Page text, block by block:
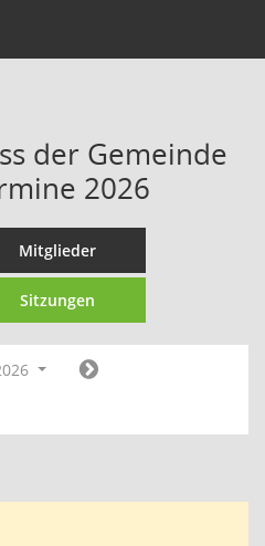
der Gemeinde
2026
Mitglieder
Sitzungen